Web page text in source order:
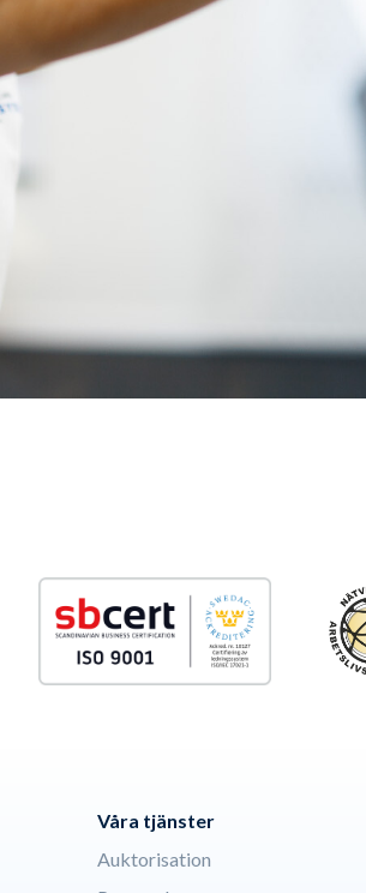
Våra tjänster
Auktorisation